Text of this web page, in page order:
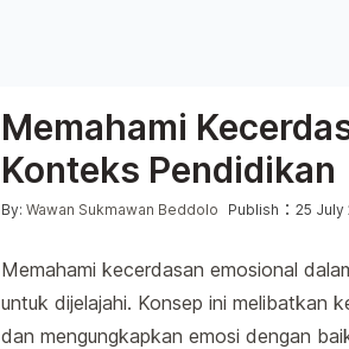
Memahami
Konteks Pendidikan
Posted by
By: Wawan Sukmawan Beddolo Publish : 25 July
Memahami kecerdasan emosional
untuk dijelajahi. Konsep ini melibatkan
dan mengungkapkan emosi dengan